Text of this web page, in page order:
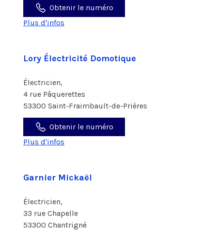
Obtenir le numéro
Plus d'infos
Lory Électricité Domotique
Électricien,
4 rue Pâquerettes
53300 Saint-Fraimbault-de-Prières
Obtenir le numéro
Plus d'infos
Garnier Mickaël
Électricien,
33 rue Chapelle
53300 Chantrigné